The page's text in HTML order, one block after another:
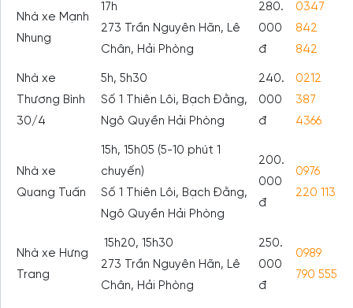
Nhà xe Mạnh
Nhung
17h
273 Trần Nguyên Hãn, Lê
Chân, Hải Phòng
280.
000
đ
0347
842
842
Nhà xe
Thương Bình
30/4
5h, 5h30
Số 1 Thiên Lôi, Bạch Đằng,
Ngô Quyền Hải Phòng
240.
000
đ
0212
387
4366
Nhà xe
Quang Tuấn
15h, 15h05 (5-10 phút 1
chuyến)
Số 1 Thiên Lôi, Bạch Đằng,
Ngô Quyền Hải Phòng
200.
000
đ
0976
220 113
Nhà xe Hưng
Trang
15h20, 15h30
273 Trần Nguyên Hãn, Lê
Chân, Hải Phòng
250.
000
đ
0989
790 555